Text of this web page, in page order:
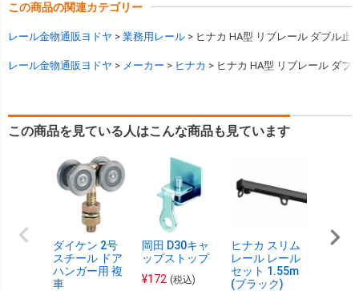
この商品の関連カテゴリー
レール金物通販ヨドヤ 業務用レール ヒナカ HA型 リブレール ダブル止
レール金物通販ヨドヤ メーカー ヒナカ ヒナカ HA型 リブレール ダブ
この商品を見ている人はこんな商品も見ています
ダイケン 2号
スチール ドア
ハンガー用 複
車
岡田 D30キャ
ップストップ
¥172 (税込)
ヒナカ スリム
レール レール
セット 1.55m
(ブラック)
岡田